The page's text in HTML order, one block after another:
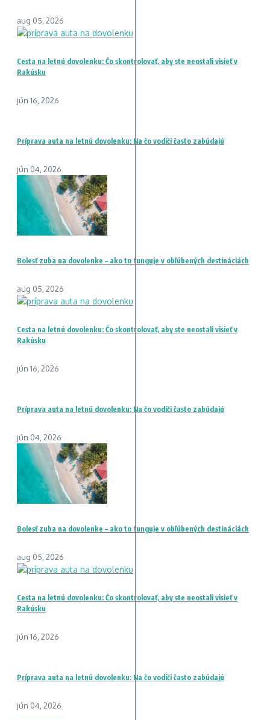
aug 05, 2026
Cesta na letnú dovolenku: Čo skontrolovať, aby ste neostali visieť v
Rakúsku
jún 16, 2026
Príprava auta na letnú dovolenku: Na čo vodiči často zabúdajú
jún 04, 2026
Bolesť zuba na dovolenke – ako to funguje v obľúbených destináciách
aug 05, 2026
Cesta na letnú dovolenku: Čo skontrolovať, aby ste neostali visieť v
Rakúsku
jún 16, 2026
Príprava auta na letnú dovolenku: Na čo vodiči často zabúdajú
jún 04, 2026
Bolesť zuba na dovolenke – ako to funguje v obľúbených destináciách
aug 05, 2026
Cesta na letnú dovolenku: Čo skontrolovať, aby ste neostali visieť v
Rakúsku
jún 16, 2026
Príprava auta na letnú dovolenku: Na čo vodiči často zabúdajú
jún 04, 2026